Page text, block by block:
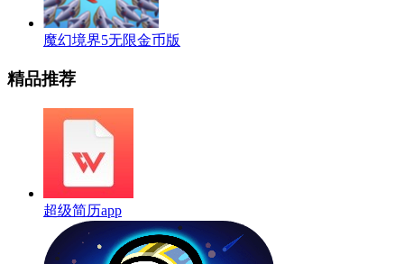
魔幻境界5无限金币版
精品推荐
超级简历app